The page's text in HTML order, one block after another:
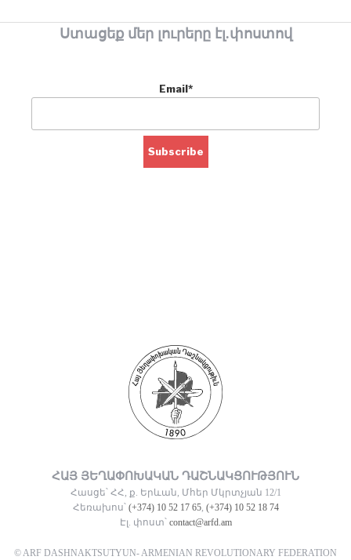
Ստացեք մեր լուրերը էլ.փոստով
Email*
ՀԱՅ ՅԵՂԱՓՈԽԱԿԱՆ ԴԱՇՆԱԿՑՈՒԹՅՈՒՆ
Հասցե՝ ՀՀ, ք. Երևան, Մհեր Մկրտչյան 12/1
Հեռախոս՝ (+374) 10 52 17 65, (+374) 10 52 18 74
Էլ. փոստ՝ contact@arfd.am
© ARF DASHNAKTSUTYUN- ARMENIAN REVOLUTIONARY FEDERATION